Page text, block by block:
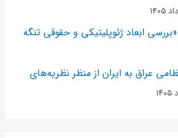
ابعاد ژئوپلیتیکی و حقوقی تنگه
عراق به ایران از منظر نظریه‌های